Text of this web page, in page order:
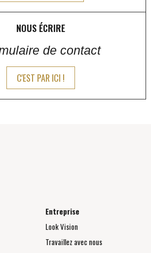
NOUS ÉCRIRE
de contact
C'EST PAR ICI !
Entreprise
Look Vision
Travaillez avec nous